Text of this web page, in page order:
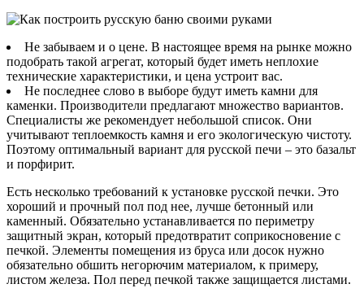
Не забываем и о цене. В настоящее время на рынке можно
подобрать такой агрегат, который будет иметь неплохие
технические характеристики, и цена устроит вас.
Не последнее слово в выборе будут иметь камни для
каменки. Производители предлагают множество вариантов.
Специалисты же рекомендует небольшой список. Они
учитывают теплоемкость камня и его экологическую чистоту.
Поэтому оптимальный вариант для русской печи – это базальт
и порфирит.
Есть несколько требований к установке русской печки. Это
хороший и прочный пол под нее, лучше бетонный или
каменный. Обязательно устанавливается по периметру
защитный экран, который предотвратит соприкосновение с
печкой. Элементы помещения из бруса или досок нужно
обязательно обшить негорючим материалом, к примеру,
листом железа. Пол перед печкой также защищается листами.